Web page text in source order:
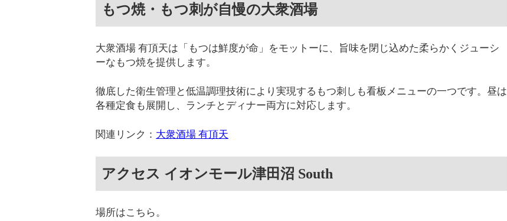
もつ焼・もつ刺が自慢の大衆酒場
大衆酒場 有頂天は「もつは鮮度が命」をモットーに、旨味を閉じ込めた柔らかくジューシ
ーなもつ焼を提供します。
徹底した衛生管理と低温調理技術により実現するもつ刺しも看板メニューの一つです。昼は
各種定食も展開し、ランチとディナー両方に対応します。
関連リンク： 大衆酒場 有頂天
アクセス イオンモール津⽥沼 South
場所はこちら。